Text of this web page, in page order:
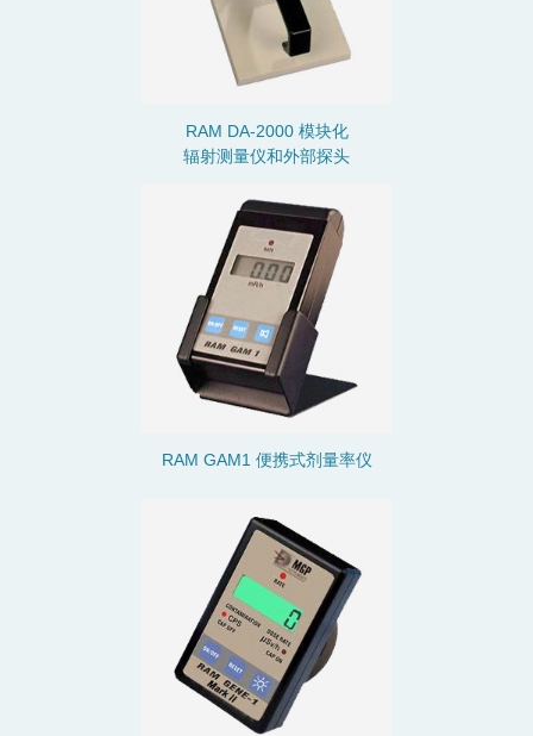
RAM DA-2000 模块化
辐射测量仪和外部探头
RAM GAM1 便携式剂量率仪